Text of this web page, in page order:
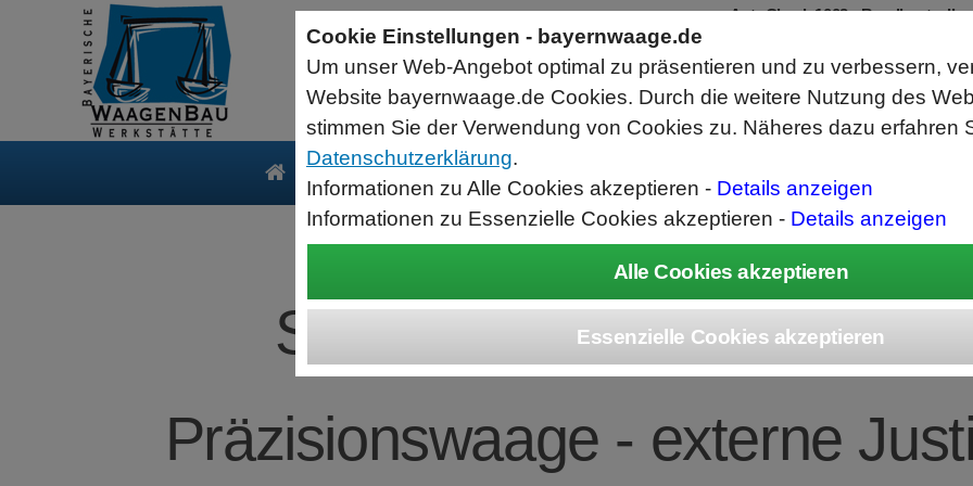
SARTORIUS BCE623-1S
Präzisionswaage - externe
Produkte Service
Seriell RS232 auf USB HID Tastatur
Schnittstellenkonverter
RS232 Daten in Computer Anwendungen schreiben.
Funktioniert wie eine USB Tastatur, Ausgabe an Cursor Position.
Verwendet Standard USB Tastatur Systemtreiber
Datenbearbeitung vor Ausgabe möglich.
AutoCheck 1002 -
Schnelle Toleranzkontrolle und
Abwurfrichtung Gut links/Schlecht
Cookie Einstellungen - bayernwaage.de
Um unser Web-Angebot optimal zu präsentieren und zu verbessern,
Website bayernwaage.de Cookies. Durch die weitere Nutzung des
stimmen Sie der Verwendung von Cookies zu. Näheres dazu erfahren
Datenschutzerklärung.
Informationen zu Alle Cookies akzeptieren - Details anzeigen
Informationen zu Essenzielle Cookies akzeptieren - Details anzeigen